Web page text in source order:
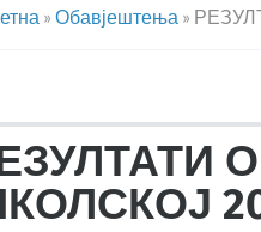
» Обавјештења »